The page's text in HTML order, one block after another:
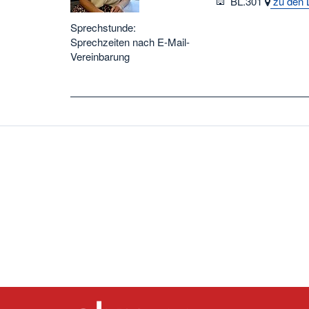
Sprechstunde:
Sprechzeiten nach E-Mail-
Vereinbarung